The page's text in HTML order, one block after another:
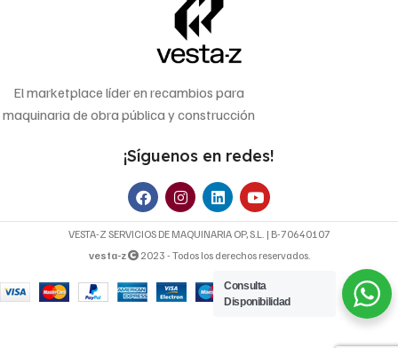
El marketplace líder en recambios para
maquinaria de obra pública y construcción
¡Síguenos en redes!
VESTA-Z SERVICIOS DE MAQUINARIA OP, S.L. | B-70640107
vesta-z
2023 - Todos los derechos reservados.
Consulta
Disponibilidad